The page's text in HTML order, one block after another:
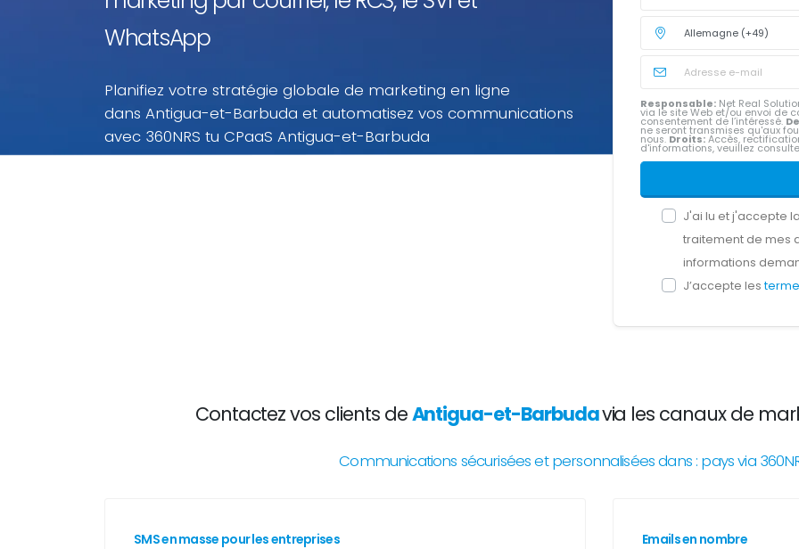
WhatsApp
Planifiez votre stratégie globale de marketing en ligne
dans Antigua-et-Barbuda et automatisez vos communications
avec 360NRS tu CPaaS Antigua-et-Barbuda
Responsable: Net Real
via le site Web et/ou envoi de
consentement de l’intéressé.
ne seront transmises qu'aux
nous. Droits: Accès,
d'informations, veuillez
J'ai lu et j'accepte
traitement de mes
informations
J’accepte les
Contactez vos clients deAntigua-et-Barbudavia les canaux de
Communications sécurisées et personnalisées dans : pays via
SMS en masse pour les entreprises Emails en nombre